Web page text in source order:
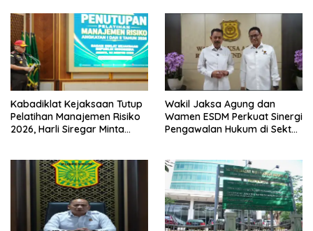
Kabadiklat Kejaksaan Tutup
Pelatihan Manajemen Risiko
2026, Harli Siregar Minta
Wakil Jaksa Agung dan
Wamen ESDM Perkuat Sinergi
Pengawalan Hukum di Sektor